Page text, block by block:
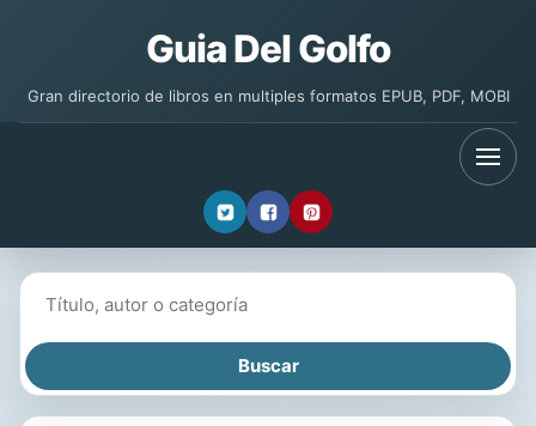
Guia Del Golfo
Gran directorio de libros en multiples formatos EPUB, PDF, MOBI